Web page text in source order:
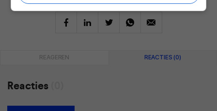
REAGEREN REACTIES (0)
Reacties